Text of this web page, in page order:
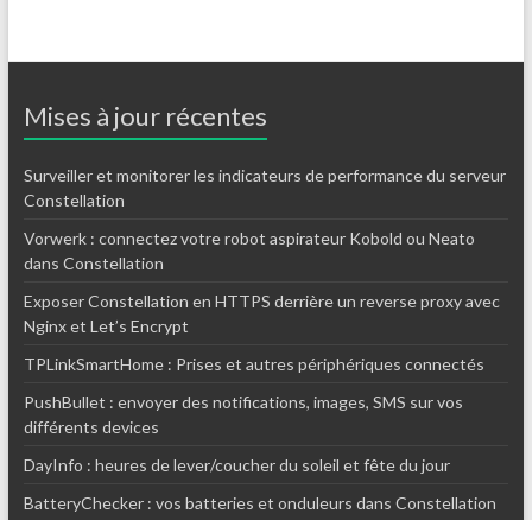
Mises à jour récentes
Surveiller et monitorer les indicateurs de performance du serveur
Constellation
Vorwerk : connectez votre robot aspirateur Kobold ou Neato
dans Constellation
Exposer Constellation en HTTPS derrière un reverse proxy avec
Nginx et Let’s Encrypt
TPLinkSmartHome : Prises et autres périphériques connectés
PushBullet : envoyer des notifications, images, SMS sur vos
différents devices
DayInfo : heures de lever/coucher du soleil et fête du jour
BatteryChecker : vos batteries et onduleurs dans Constellation